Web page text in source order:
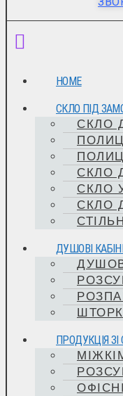
HOME
СКЛО ПІД
СКЛО
СКЛО
СКЛО
СКЛО
ДУШОВІ
ПРОДУКЦІЯ ЗІ